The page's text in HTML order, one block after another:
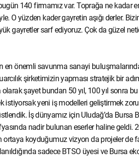
140 firmamız var. Toprağa ne kadar
O yüzden kader gayretin aşığı derler.
gayretler sarf ediyoruz. Çok da güzel
en önemli savunma sanayi
şirketimizin yapması stratejik bir
şayet bundan 50 yıl, 100 yıl sonra
istiyorsak yeni iş modelleri geliştirmek
İş dünyamız için Uludağ’da Bursa
nadir bulunan eserler haline geldi.
koyduğumuz vizyon da projeler de
sadece BTSO üyesi ve Bursa